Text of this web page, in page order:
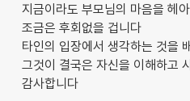
지금이라도 부모님의 마음을 헤
조금은 후회없을 겁니다
타인의 입장에서 생각하는 것을
그것이 결국은 자신을 이해하고
감사합니다